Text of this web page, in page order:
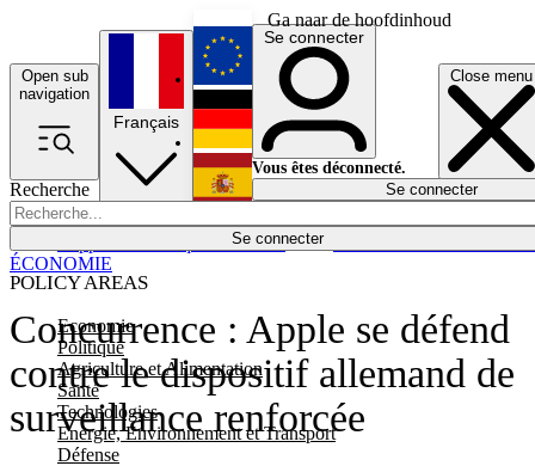
Ga naar de hoofdinhoud
Open sub
navigation
Close menu
Recherche
Se connecter
POLICY AREAS
Economie
Politique
Agriculture et Alimentation
Santé
Technologies
Energie, Environnement et Transport
Défense
Économie
Français
English
Deutsch
Español
Se connecter
Vous êtes déconnecté.
Se connecter
Concurrence : Apple se défend
contre le dispositif allemand de
surveillance renforcée
ÉCONOMIE